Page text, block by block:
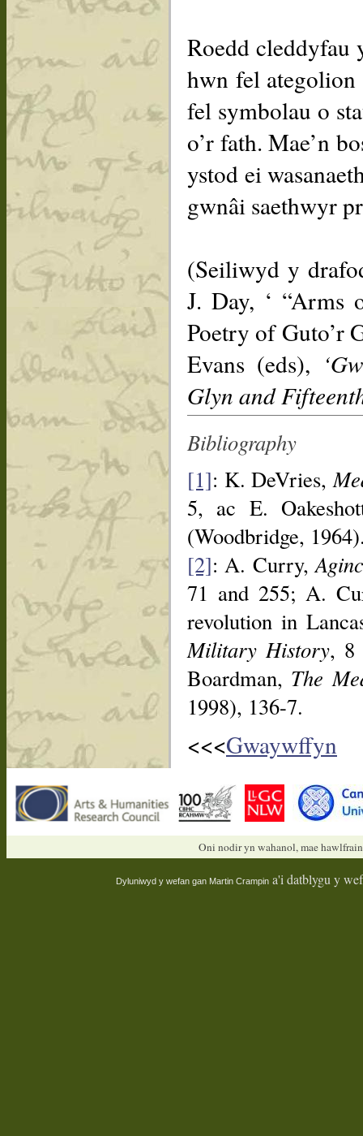
Roedd cleddyfau
hwn fel ategolion
fel symbolau o
o’r fath. Mae’n
ystod ei
gwnâi saethwyr
(Seiliwyd y
J. Day, ‘ “Arms
Poetry of Guto’r
Evans (eds),
Glyn and
Bibliography
[1]: K. DeVries,
5, ac E.
(Woodbridge,
[2]: A. Curry,
71 and 255; A.
revolution in
Military History, 8
Boardman, The
1998), 136-7.
<<<Gwaywffyn
Oni nodir yn wahanol, mae
Dyluniwyd y wefan gan Martin Crampin a'i datblygu y